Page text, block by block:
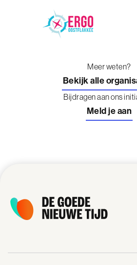
Meer weten?
Bekijk alle
Bijdragen aan ons
Meld je aan